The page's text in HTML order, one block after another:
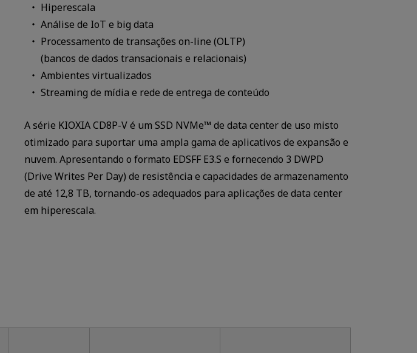
Hiperescala
Análise de IoT e big data
Processamento de transações on-line (OLTP)
(bancos de dados transacionais e relacionais)
Ambientes virtualizados
Streaming de mídia e rede de entrega de conteúdo
A série KIOXIA CD8P-V é um SSD NVMe™ de data center de uso misto
otimizado para suportar uma ampla gama de aplicativos de expansão e
nuvem. Apresentando o formato EDSFF E3.S e fornecendo 3 DWPD
(Drive Writes Per Day) de resistência e capacidades de armazenamento
de até 12,8 TB, tornando-os adequados para aplicações de data center
em hiperescala.